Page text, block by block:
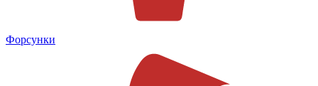
Форсунки